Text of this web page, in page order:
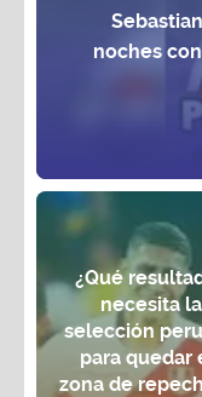
noches
¿Qué
necesita la
selección
para quedar
zona de